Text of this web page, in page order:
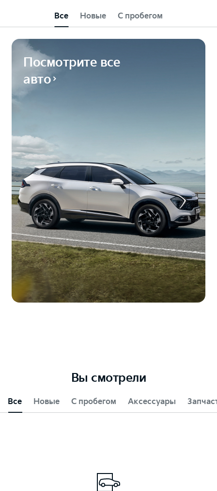
Все Новые С пробегом
Посмотрите все
авто
Вы смотрели
Все Новые С пробегом Аксессуары